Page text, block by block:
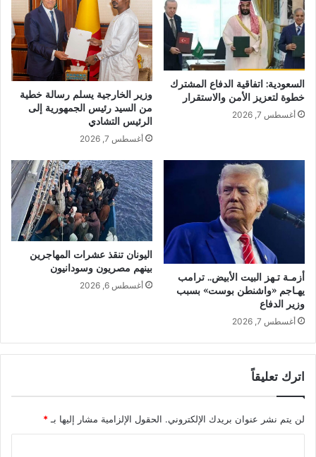
السعودية: اتفاقية الدفاع المشترك
خطوة لتعزيز الأمن والاستقرار
أغسطس 7, 2026
وزير الخارجية يسلم رسالة خطية
من السيد رئيس الجمهورية إلى
الرئيس التشادي
أغسطس 7, 2026
أزمـة تـهز البيت الأبيض.. ترامب
يهـاجم «واشنطن بوست» بسبب
وزير الدفاع
أغسطس 7, 2026
اليونان تنقذ عشرات المهاجرين
بينهم مصريون وسودانيون
أغسطس 6, 2026
اترك تعليقاً
لن يتم نشر عنوان بريدك الإلكتروني. الحقول الإلزامية مشار إليها بـ*